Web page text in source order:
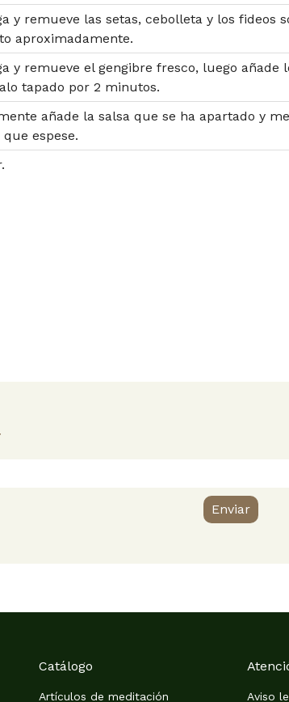
y remueve las setas, cebolleta y los fideos
aproximadamente.
y remueve el gengibre fresco, luego añade
tapado por 2 minutos.
añade la salsa que se ha apartado y
que espese.
Enviar
Catálogo
Artículos de meditación Aviso